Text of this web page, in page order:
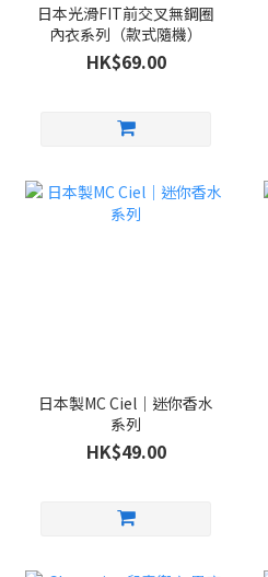
日本光滑FIT前交叉無鋼圈
內衣系列（款式隨機）
HK$69.00
日本製MC Ciel｜迷你香水
系列
HK$49.00